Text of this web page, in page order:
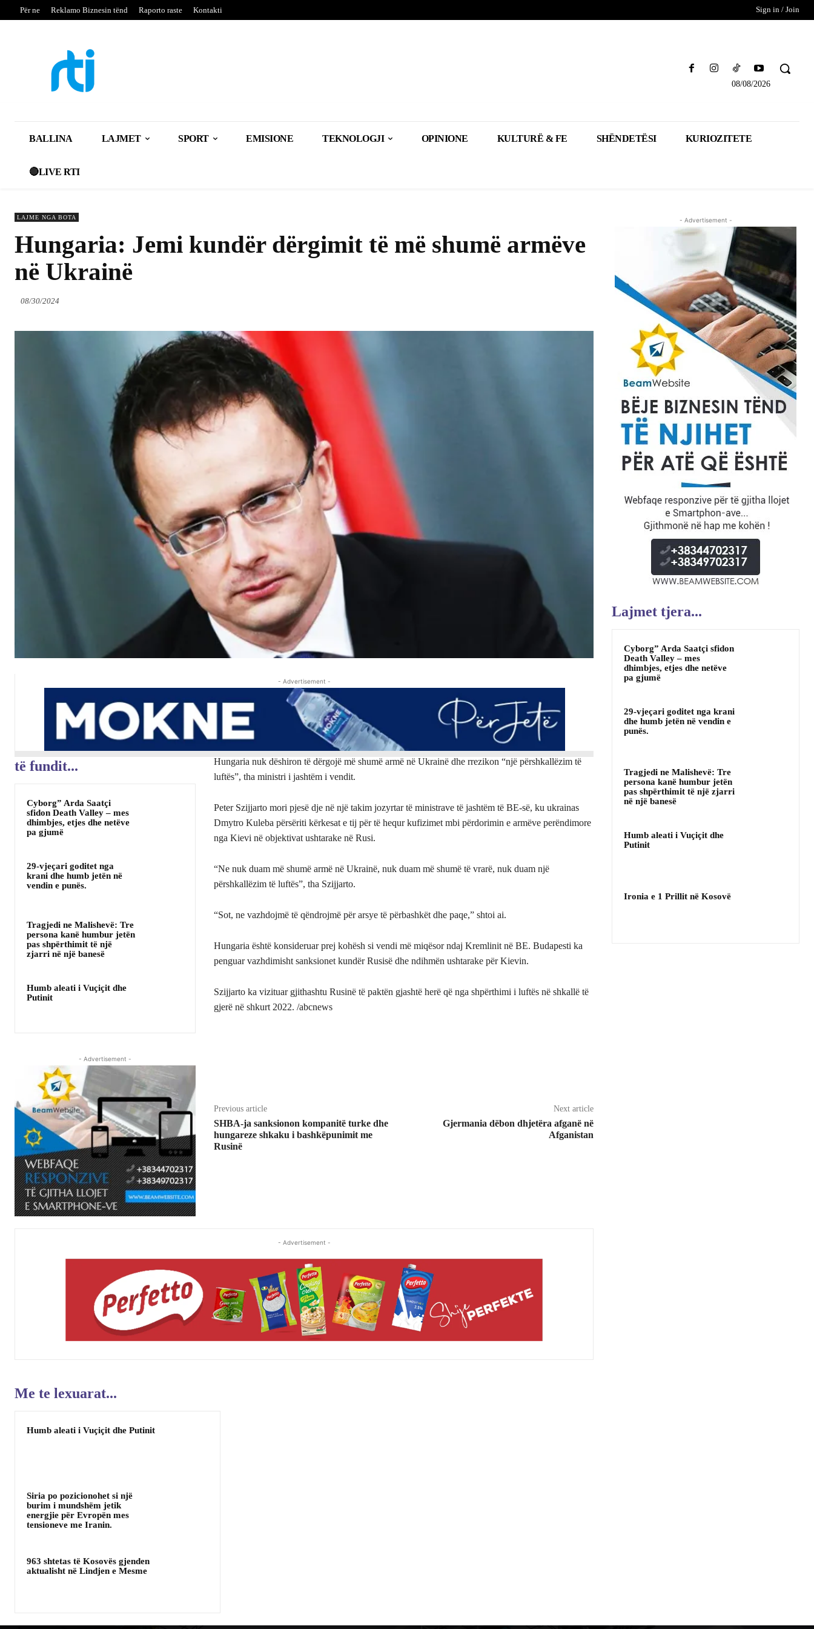
Për ne Reklamo Biznesin tënd Raporto raste Kontakti Sign in / Join
08/08/2026
BALLINA LAJMET SPORT EMISIONE TEKNOLOGJI OPINIONE KULTURË & FE SHËNDETËSI KURIOZITETE
🔴LIVE RTI
LAJME NGA BOTA
Hungaria: Jemi kundër dërgimit të më shumë armëve
në Ukrainë
08/30/2024
- Advertisement -
të fundit...
Cyborg” Arda Saatçi
sfidon Death Valley – mes
dhimbjes, etjes dhe netëve
pa gjumë
29-vjeçari goditet nga
krani dhe humb jetën në
vendin e punës.
Tragjedi ne Malishevë: Tre
persona kanë humbur jetën
pas shpërthimit të një
zjarri në një banesë
Humb aleati i Vuçiçit dhe
Putinit
- Advertisement -
Hungaria nuk dëshiron të dërgojë më shumë armë në Ukrainë dhe rrezikon “një përshkallëzim të
luftës”, tha ministri i jashtëm i vendit.
Peter Szijjarto mori pjesë dje në një takim jozyrtar të ministrave të jashtëm të BE-së, ku ukrainas
Dmytro Kuleba përsëriti kërkesat e tij për të hequr kufizimet mbi përdorimin e armëve perëndimore
nga Kievi në objektivat ushtarake në Rusi.
“Ne nuk duam më shumë armë në Ukrainë, nuk duam më shumë të vrarë, nuk duam një
përshkallëzim të luftës”, tha Szijjarto.
“Sot, ne vazhdojmë të qëndrojmë për arsye të përbashkët dhe paqe,” shtoi ai.
Hungaria është konsideruar prej kohësh si vendi më miqësor ndaj Kremlinit në BE. Budapesti ka
penguar vazhdimisht sanksionet kundër Rusisë dhe ndihmën ushtarake për Kievin.
Szijjarto ka vizituar gjithashtu Rusinë të paktën gjashtë herë që nga shpërthimi i luftës në shkallë të
gjerë në shkurt 2022. /abcnews
Previous article
SHBA-ja sanksionon kompanitë turke dhe
hungareze shkaku i bashkëpunimit me
Rusinë
Next article
Gjermania dëbon dhjetëra afganë në
Afganistan
- Advertisement -
Me te lexuarat...
Humb aleati i Vuçiçit dhe Putinit
Siria po pozicionohet si një
burim i mundshëm jetik
energjie për Evropën mes
tensioneve me Iranin.
963 shtetas të Kosovës gjenden
aktualisht në Lindjen e Mesme
- Advertisement -
Lajmet tjera...
Cyborg” Arda Saatçi sfidon
Death Valley – mes
dhimbjes, etjes dhe netëve
pa gjumë
29-vjeçari goditet nga krani
dhe humb jetën në vendin e
punës.
Tragjedi ne Malishevë: Tre
persona kanë humbur jetën
pas shpërthimit të një zjarri
në një banesë
Humb aleati i Vuçiçit dhe
Putinit
Ironia e 1 Prillit në Kosovë